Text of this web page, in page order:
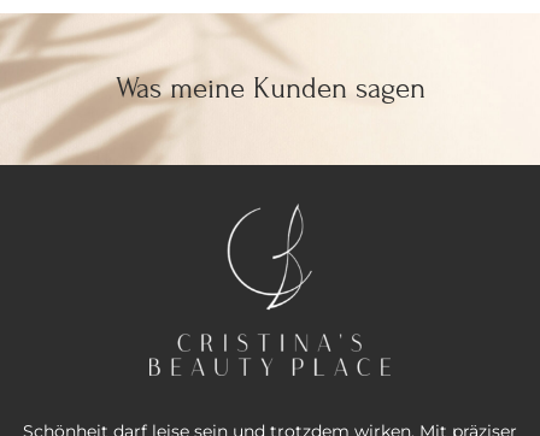
Was meine Kunden sagen
Schönheit darf leise sein und trotzdem wirken. Mit präziser